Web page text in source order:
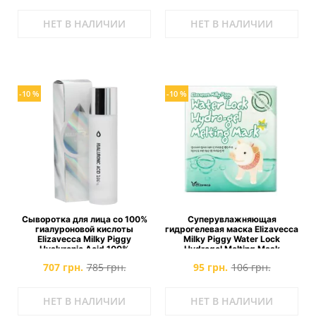
НЕТ В НАЛИЧИИ НЕТ В НАЛИЧИИ
-10 %
Сыворотка для лица со 100%
гиалуроновой кислоты
Elizavecca Milky Piggy
Hyaluronic Acid 100%
707 грн. 785 грн.
НЕТ В НАЛИЧИИ
-10 %
Суперувлажняющая
гидрогелевая маска Elizavecca
Milky Piggy Water Lock
Hydrogel Melting Mask
95 грн. 106 грн.
НЕТ В НАЛИЧИИ